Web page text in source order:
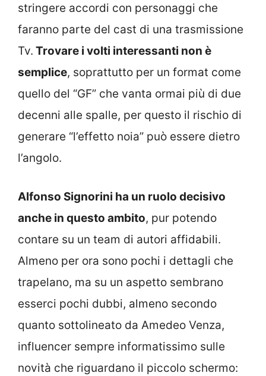
stringere accordi con personaggi che
faranno parte del cast di una trasmissione
Tv. Trovare i volti interessanti non è
semplice, soprattutto per un format come
quello del “GF” che vanta ormai più di due
decenni alle spalle, per questo il rischio di
generare “l’effetto noia” può essere dietro
l’angolo.
Alfonso Signorini ha un ruolo decisivo
anche in questo ambito, pur potendo
contare su un team di autori affidabili.
Almeno per ora sono pochi i dettagli che
trapelano, ma su un aspetto sembrano
esserci pochi dubbi, almeno secondo
quanto sottolineato da Amedeo Venza,
influencer sempre informatissimo sulle
novità che riguardano il piccolo schermo: